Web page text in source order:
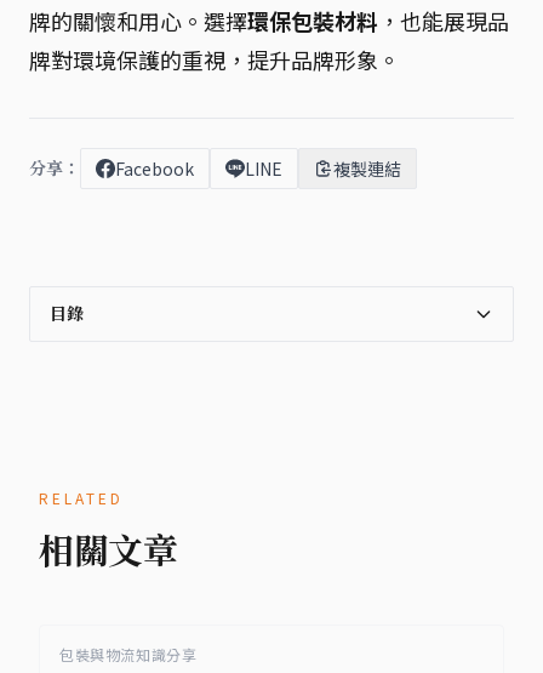
牌的關懷和用心。選擇環保包裝材料 ，也能展現品
牌對環境保護的重視，提升品牌形象。
分享： Facebook LINE 複製連結
目錄
RELATED
相關文章
包裝與物流知識分享